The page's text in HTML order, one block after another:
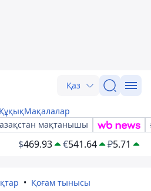
Қаз
ҚұқықМақалалар
мақтанышы
$469.93 €541.64 ₽5.71
Қоғам тынысы